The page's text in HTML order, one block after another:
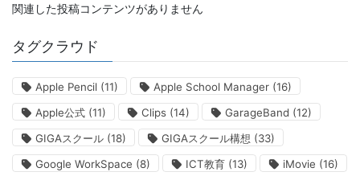
関連した投稿コンテンツがありません
タグクラウド
Apple Pencil (11) Apple School Manager (16)
Apple公式 (11) Clips (14) GarageBand (12)
GIGAスクール (18) GIGAスクール構想 (33)
Google WorkSpace (8) ICT教育 (13) iMovie (16)